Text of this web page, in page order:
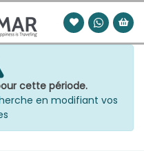
cette période.
en modifiant vos